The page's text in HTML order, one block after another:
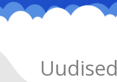
Uudised